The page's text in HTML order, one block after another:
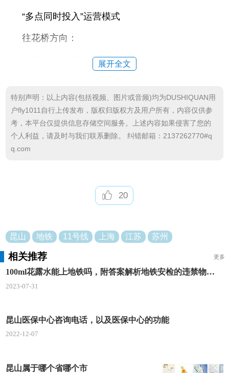
“多点同时投入”运营模式
往花桥方向：
首班车在唯亭站、共青站
往唯亭方向：
首班车在花桥站
5:40发车
唯亭站、花桥站双向发车
早高峰时段：7:00-9:00
晚高峰时段：17:00-20:00
行车间隔约8分钟
行车间隔约8分钟
展开全文
特别声明：以上内容(包括视频、图片或音频)均为DUSHIQUAN用
户fly1011自行上传发布，版权归版权方及用户所有，内容仅供参
考，本平台仅提供信息存储空间服务。上述内容如果侵害了您的
个人利益，请及时与我们联系删除。 纠错邮箱：2137262770#q
q.com
20
昆山 地铁 11号线 上海 江苏 苏州
相关推荐 更多
100ml花露水能上地铁吗，附答案解析地铁安检的违禁物一览
2023-07-31
昆山医保中心咨询电话，以及医保中心的功能
2022-12-07
昆山属于哪个省哪个市